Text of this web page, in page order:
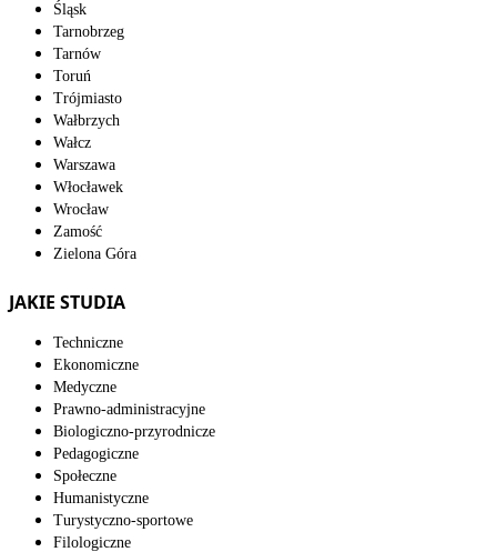
Śląsk
Tarnobrzeg
Tarnów
Toruń
Trójmiasto
Wałbrzych
Wałcz
Warszawa
Włocławek
Wrocław
Zamość
Zielona Góra
JAKIE STUDIA
Techniczne
Ekonomiczne
Medyczne
Prawno-administracyjne
Biologiczno-przyrodnicze
Pedagogiczne
Społeczne
Humanistyczne
Turystyczno-sportowe
Filologiczne